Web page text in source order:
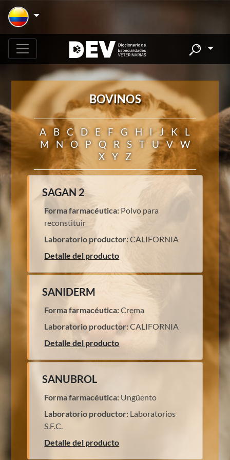
BOVINOS
A B C D E F G H I J K
L
M
N O P Q R S T U V
W
X
Y Z
SAGAN 2
Forma farmacéutica: Polvo para
reconstituir
Laboratorio productor:CALIFORNIA
Detalle del producto
SANIDERM
Forma farmacéutica:Crema
Laboratorio productor:CALIFORNIA
Detalle del producto
SANUBROL
Forma farmacéutica: Ungüento
Laboratorio productor: Laboratorios
S.F.C.
Detalle del producto